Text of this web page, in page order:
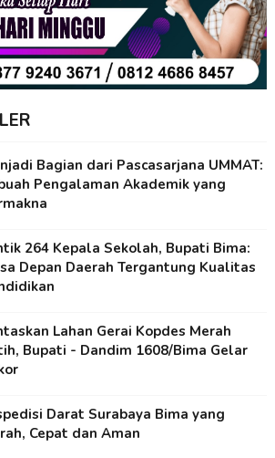
Bagian dari Pascasarjana UMMAT:
Pengalaman Akademik yang
264 Kepala Sekolah, Bupati Bima:
Depan Daerah Tergantung Kualitas
Lahan Gerai Kopdes Merah
Bupati - Dandim 1608/Bima Gelar
Darat Surabaya Bima yang
Cepat dan Aman